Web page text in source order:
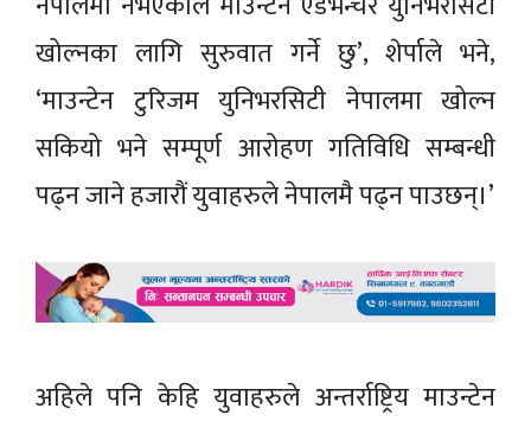
खोल्नका लागि सुरुवात गर्ने छु’, शेर्पाले भने,
‘माउन्टेन टुरिजम युनिभरसिटी नेपालमा खोल्न
सकियो भने सम्पूर्ण आरोहण गतिविधि सम्बन्धी
पढ्न जाने हजारौं युवाहरुले नेपालमै पढ्न पाउछन्।’
अहिले पनि केहि युवाहरुले अन्तर्राष्ट्रिय माउन्टेन